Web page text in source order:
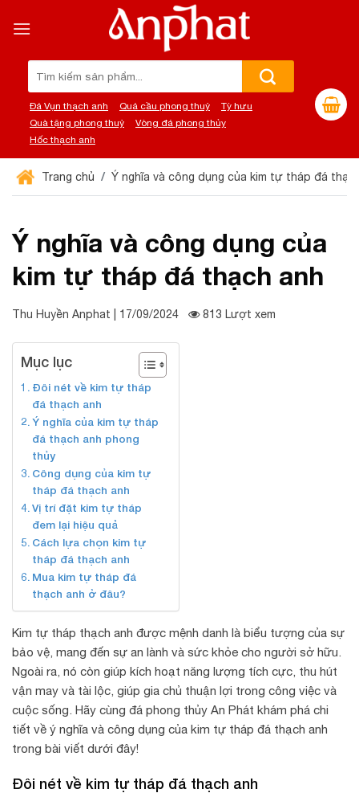
đến
Đá Vụn thạch anh Quả cầu phong thuỷ
Tỳ hưu
Quà tặng phong thuỷ
Vòng đá phong thủy
Hốc thạch anh
Trang chủ Ý nghĩa và công dụng của kim tự tháp đá
Ý nghĩa và công dụng của
kim tự tháp đá thạch anh
Thu Huyền Anphat | 17/09/2024 813 Lượt xem
Mục lục
Đôi nét về kim tự tháp
đá thạch anh
Ý nghĩa của kim tự tháp
đá thạch anh phong
thủy
Công dụng của kim tự
tháp đá thạch anh
Vị trí đặt kim tự tháp
đem lại hiệu quả
Cách lựa chọn kim tự
tháp đá thạch anh
Mua kim tự tháp đá
thạch anh ở đâu?
Kim tự tháp thạch anh được mệnh danh là biểu tượng của sự
bảo vệ, mang đến sự an lành và sức khỏe cho người sở hữu.
Ngoài ra, nó còn giúp kích hoạt năng lượng tích cực, thu hút
vận may và tài lộc, giúp gia chủ thuận lợi trong công việc và
cuộc sống. Hãy cùng đá phong thủy An Phát khám phá chi
tiết về ý nghĩa và công dụng của kim tự tháp đá thạch anh
trong bài viết dưới đây!
Đôi nét về kim tự tháp đá thạch anh